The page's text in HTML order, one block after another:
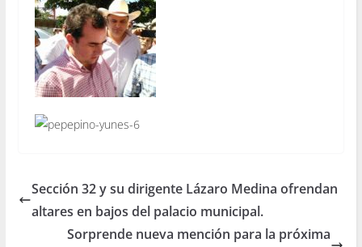
Sección 32 y su dirigente Lázaro Medina ofrendan
altares en bajos del palacio municipal.
Sorprende nueva mención para la próxima